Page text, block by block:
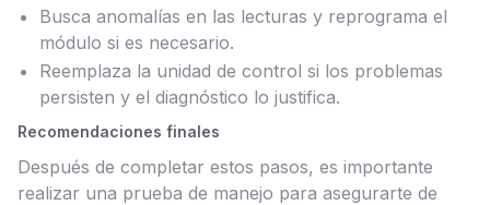
Busca anomalías en las lecturas y reprograma el
módulo si es necesario.
Reemplaza la unidad de control si los problemas
persisten y el diagnóstico lo justifica.
Recomendaciones finales
Después de completar estos pasos, es importante
realizar una prueba de manejo para asegurarte de